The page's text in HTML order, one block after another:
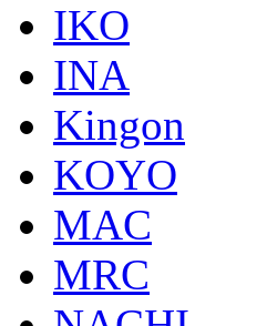
IKO
INA
Kingon
KOYO
MAC
MRC